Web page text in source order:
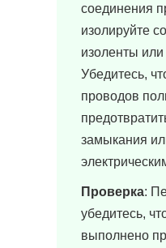
соединения
изолируйте
изоленты или
Убедитесь,
проводов
замыкания
Проверка:
убедитесь,
выполнено